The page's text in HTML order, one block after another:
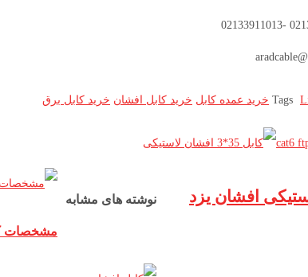
Tags خرید عمده کابل خرید کابل افشان خرید کابل برق
نوشته های مشابه
مشخصات
25*3 لاستیکی افشان یزد